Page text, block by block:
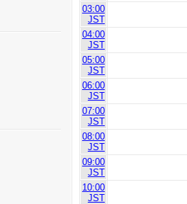
03:00
JST
04:00
JST
05:00
JST
06:00
JST
07:00
JST
08:00
JST
09:00
JST
10:00
JST